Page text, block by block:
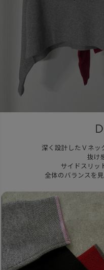
深く設計したＶネッ
抜け
サイドスリッ
全体のバランスを